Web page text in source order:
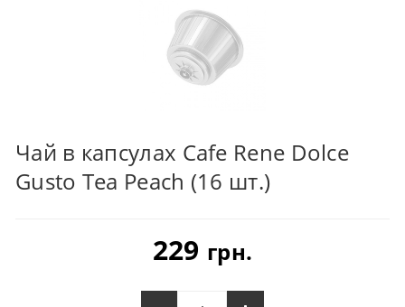
Чай в капсулах Cafe Rene Dolce
Gusto Tea Peach (16 шт.)
229 грн.